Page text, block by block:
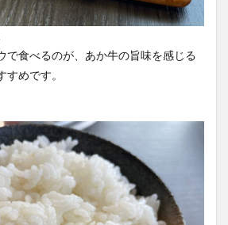
で食べるのが、あか牛の旨味を感じる
すめです。